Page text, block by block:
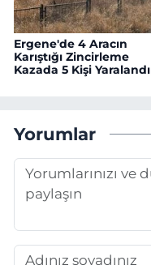
Ergene'de 4 Aracın
Karıştığı Zincirleme
Kazada 5 Kişi Yaralandı
Yorumlar